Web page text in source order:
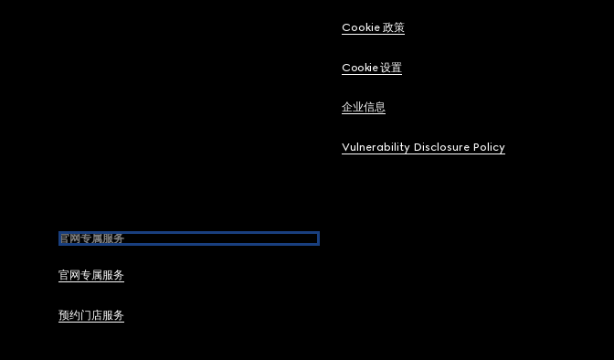
Cookie 政策
Cookie 设置
企业信息
Vulnerability Disclosure Policy
官网专属服务
官网专属服务
预约门店服务